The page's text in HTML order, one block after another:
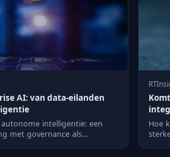
AI: van data-eilanden
intelligentie: een
met governance als
Hoe